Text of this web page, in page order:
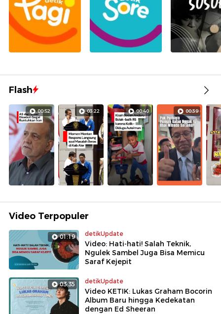
Flash
00:52 03:22 00:40 00:39
Video Terpopuler
01:19 detikUpdate
Video: Hati-hati! Salah Teknik,
Ngulek Sambel Juga Bisa Memicu
Saraf Kejepit
03:35 detikUpdate
Video KETIK: Lukas Graham Bocorin
Album Baru hingga Kedekatan
dengan Ed Sheeran